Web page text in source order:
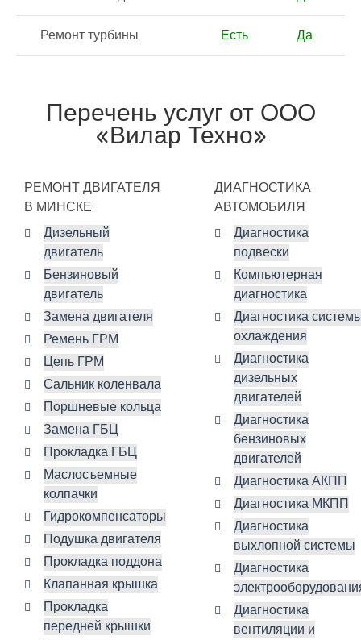
Ремонт турбины Есть Да
Перечень услуг от ООО
«Вилар Техно»
РЕМОНТ ДВИГАТЕЛЯ
В МИНСКЕ
Дизельный
двигатель
Бензиновый
двигатель
Замена двигателя
Ремень ГРМ
Цепь ГРМ
Сальник коленвала
Поршневые кольца
Замена ГБЦ
Прокладка ГБЦ
Маслосъемные
колпачки
Гидрокомпенсаторы
Подушка двигателя
Прокладка поддона
Клапанная крышка
Прокладка
передней крышки
ДИАГНОСТИКА
АВТОМОБИЛЯ
Диагностика
подвески
Компьютерная
диагностика
Диагностика
охлаждения
Диагностика
дизельных
двигателей
Диагностика
бензиновых
двигателей
Диагностика АКПП
Диагностика МКПП
Диагностика
выхлопной системы
Диагностика
Диагностика
вентиляции и